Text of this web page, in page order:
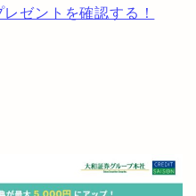
ゼントを確認する！